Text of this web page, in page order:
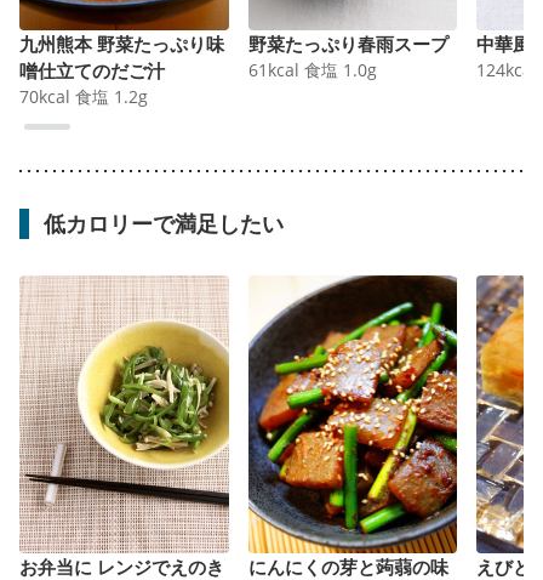
九州熊本 野菜たっぷり味
噌仕立てのだご汁
70kcal 食塩 1.2g
野菜たっぷり春雨スープ
61 kcal 食塩 1.0g
中華風
124kcal
低カロリーで満足したい
お弁当に レンジでえのき
にんにくの芽と蒟蒻の味
えびと